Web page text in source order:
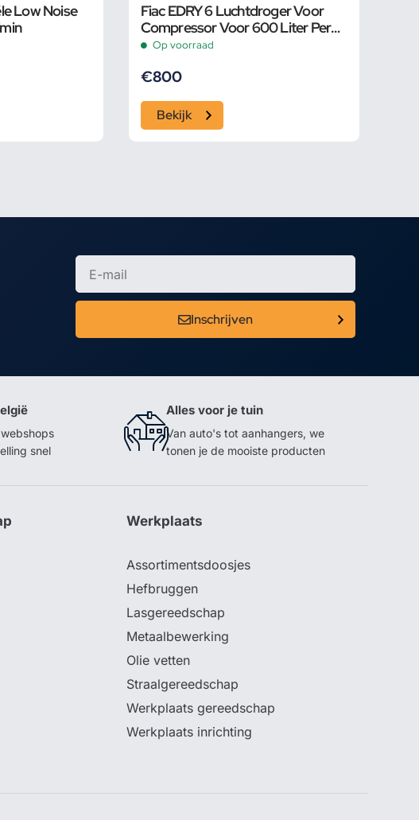
Low Noise
Fiac EDRY 6 Luchtdroger Voor
Compressor Voor 600 Liter Per
Minuut NW
Op voorraad
€800
Bekijk
Inschrijven
snel
Alles voor je tuin
Van auto's tot aanhangers, we
tonen je de mooiste producten
Werkplaats
Assortimentsdoosjes
Hefbruggen
Lasgereedschap
Metaalbewerking
Olie vetten
Straalgereedschap
Werkplaats gereedschap
Werkplaats inrichting